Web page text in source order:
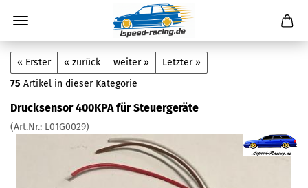
« Erster « zurück weiter »
Letzter »
75 Artikel in dieser Kategorie
Drucksensor 400KPA für Steuergeräte
(Art.Nr.: L01G0029)